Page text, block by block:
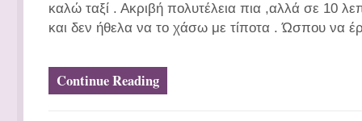
καλώ ταξί . Ακριβή πολυτέλεια πια ,αλλά σε 10
και δεν ήθελα να το χάσω με τίποτα . Ώσπου να
Continue Reading